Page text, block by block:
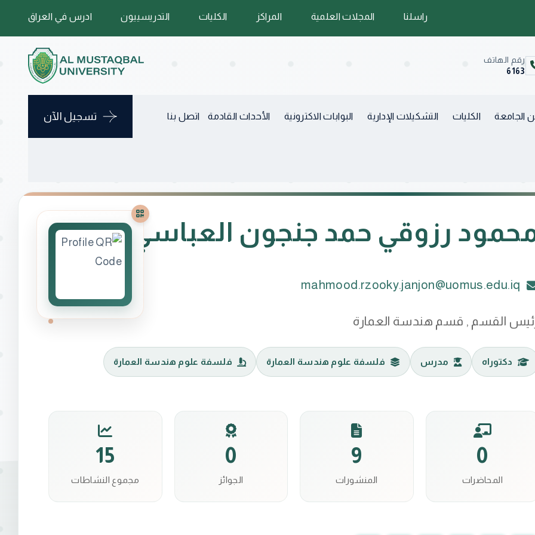
ادرس في العراق التدريسييون الكليات المراكز المجلات العلمية راسلنا
رقم الهاتف
6163
تسجيل الآن الجامعة الكليات التشكيلات الإدارية البوابات الاكترونية الأحداث القادمة اتصل بنا
رزوقي حمد جنجون العباسي
mahmood.rzooky.janjon@uomus.edu.iq
القسم , قسم هندسة العمارة
دكتوراه مدرس فلسفة علوم هندسة العمارة فلسفة علوم هندسة العمارة
0
المحاضرات
9
المنشورات
0
الجوائز
15
مجموع النشاطات